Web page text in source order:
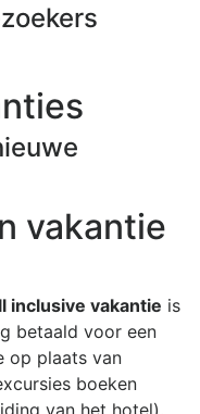
vakantie
inclusive vakantie is
betaald voor een
op plaats van
boeken
van het hotel),